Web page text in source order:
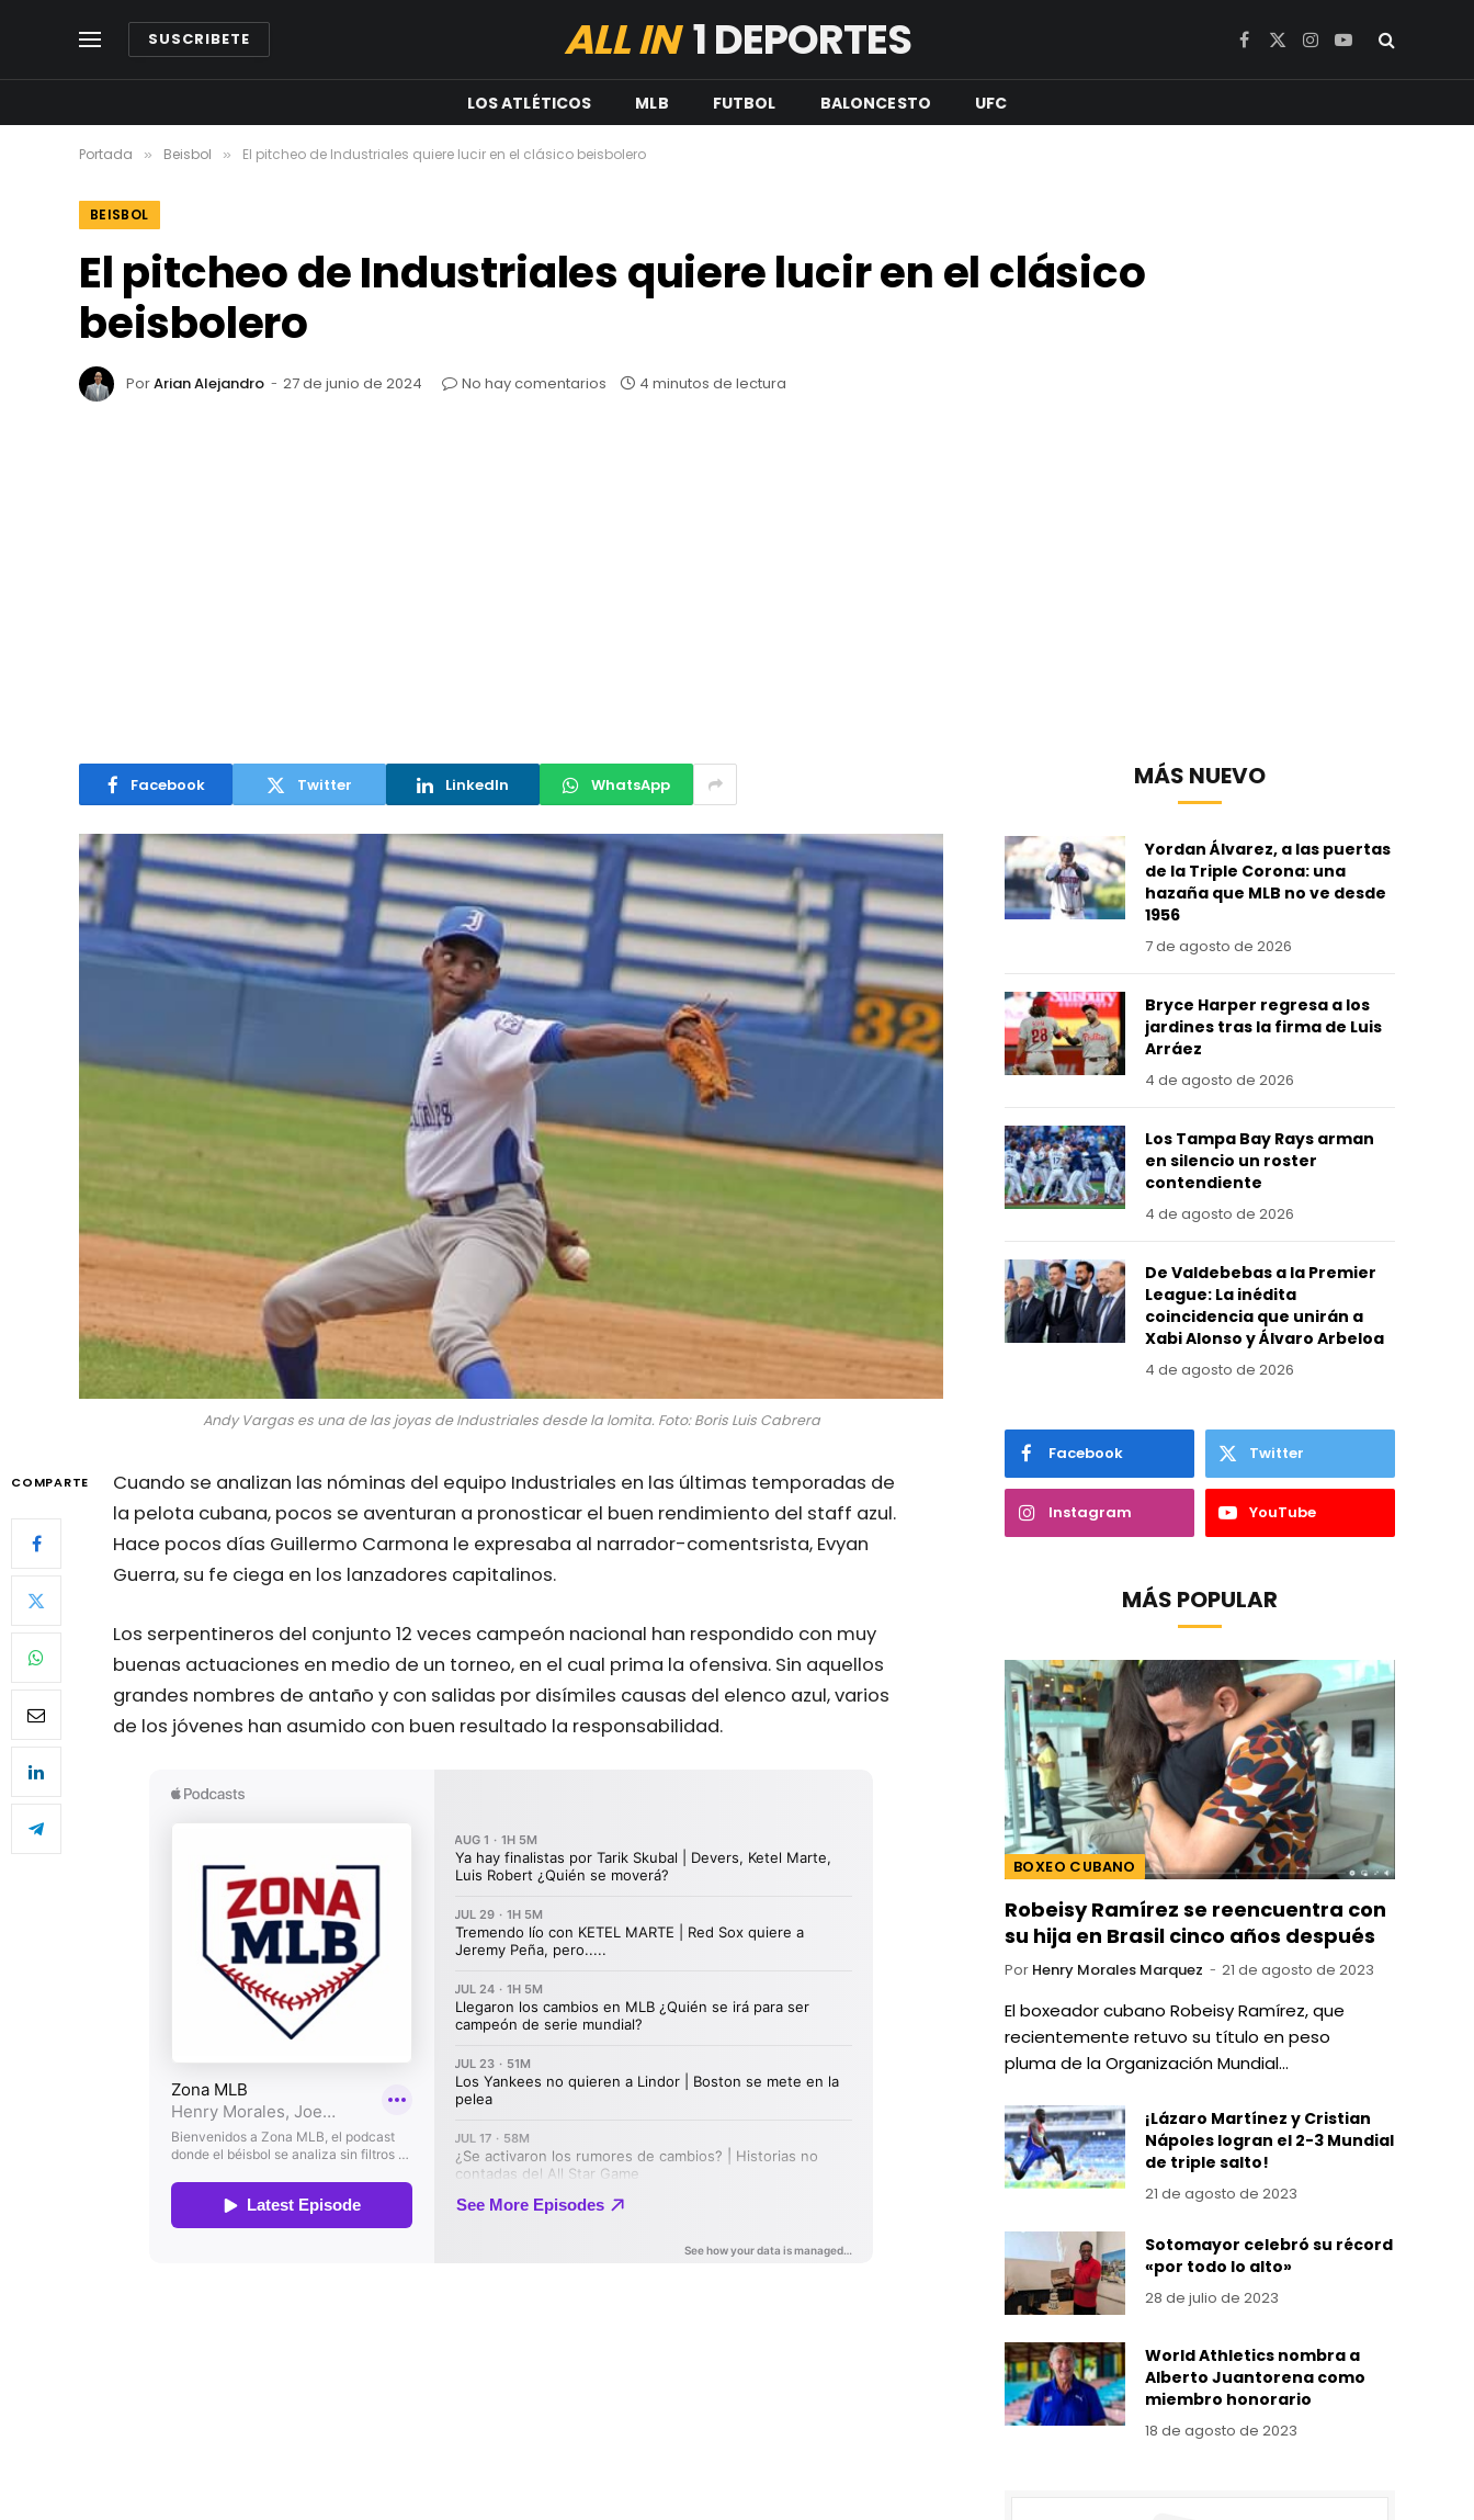
SUSCRIBETE ALL IN1 DEPORTES Facebook
X
Instagram
YouTube
LOS ATLÉTICOS MLB FUTBOL BALONCESTO UFC
Portada » Beisbol » El pitcheo de Industriales quiere lucir en el clásico beisbolero
BEISBOL
El pitcheo de Industriales quiere lucir en el clásico
beisbolero
PorArian Alejandro 27 de junio de 2024 No hay comentarios 4 minutos de lectura
Facebook Twitter LinkedIn WhatsApp
Andy Vargas es una de las joyas de Industriales desde la lomita. Foto: Boris Luis Cabrera
COMPARTE
Cuando se analizan las nóminas del equipo Industriales en las últimas temporadas de
la pelota cubana, pocos se aventuran a pronosticar el buen rendimiento del staff azul.
Hace pocos días Guillermo Carmona le expresaba al narrador-comentsrista, Evyan
Guerra, su fe ciega en los lanzadores capitalinos.
Los serpentineros del conjunto 12 veces campeón nacional han respondido con muy
buenas actuaciones en medio de un torneo, en el cual prima la ofensiva. Sin aquellos
grandes nombres de antaño y con salidas por disímiles causas del elenco azul, varios
de los jóvenes han asumido con buen resultado la responsabilidad.
MÁS NUEVO
Yordan Álvarez, a las puertas
de la Triple Corona: una
hazaña que MLB no ve desde
1956
7 de agosto de 2026
Bryce Harper regresa a los
jardines tras la firma de Luis
Arráez
4 de agosto de 2026
Los Tampa Bay Rays arman
en silencio un roster
contendiente
4 de agosto de 2026
De Valdebebas a la Premier
League: La inédita
coincidencia que unirán a
Xabi Alonso y Álvaro Arbeloa
4 de agosto de 2026
Facebook Twitter
Instagram YouTube
MÁS POPULAR
BOXEO CUBANO
Robeisy Ramírez se reencuentra con
su hija en Brasil cinco años después
Por Henry Morales Marquez 21 de agosto de 2023
El boxeador cubano Robeisy Ramírez, que
recientemente retuvo su título en peso
pluma de la Organización Mundial…
¡Lázaro Martínez y Cristian
Nápoles logran el 2-3 Mundial
de triple salto!
21 de agosto de 2023
Sotomayor celebró su récord
«por todo lo alto»
28 de julio de 2023
World Athletics nombra a
Alberto Juantorena como
miembro honorario
18 de agosto de 2023